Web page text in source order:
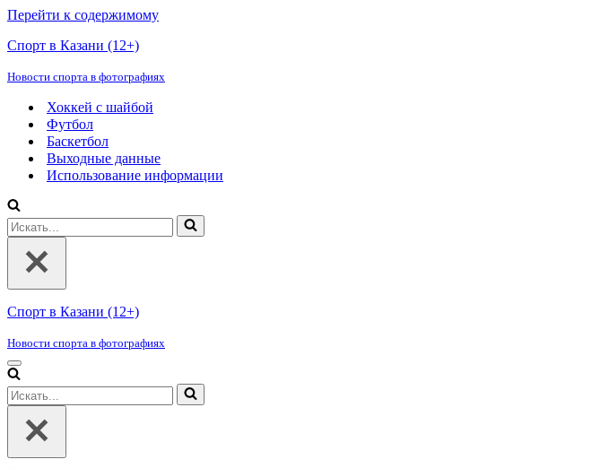
Перейти к содержимому
Спорт в Казани (12+)
Новости спорта в фотографиях
Хоккей с шайбой
Футбол
Баскетбол
Выходные данные
Использование информации
Искать...
Спорт в Казани (12+)
Новости спорта в фотографиях
Меню
навигации
Искать...